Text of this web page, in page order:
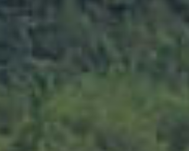
闽 福泽四